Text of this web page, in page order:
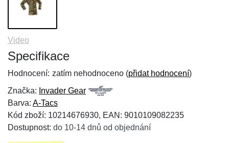
Video
Specifikace
Hodnocení: zatím nehodnoceno (přidat hodnocení)
Značka: Invader Gear
Barva: A-Tacs
Kód zboží: 10214676930, EAN: 9010109082235
Dostupnost: do 10-14 dnů od objednání